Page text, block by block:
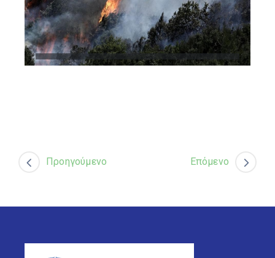
Προηγούμενο Επόμενο